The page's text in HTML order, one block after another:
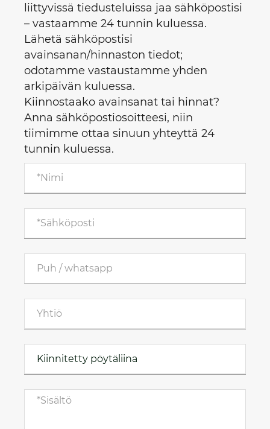
liittyvissä tiedusteluissa jaa sähköpostisi
– vastaamme 24 tunnin kuluessa.
Lähetä sähköpostisi
avainsanan/hinnaston tiedot;
odotamme vastaustamme yhden
arkipäivän kuluessa.
Kiinnostaako avainsanat tai hinnat?
Anna sähköpostiosoitteesi, niin
tiimimme ottaa sinuun yhteyttä 24
tunnin kuluessa.